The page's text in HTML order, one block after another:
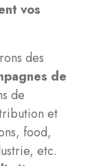
vos
des
de
de
et
food,
etc.